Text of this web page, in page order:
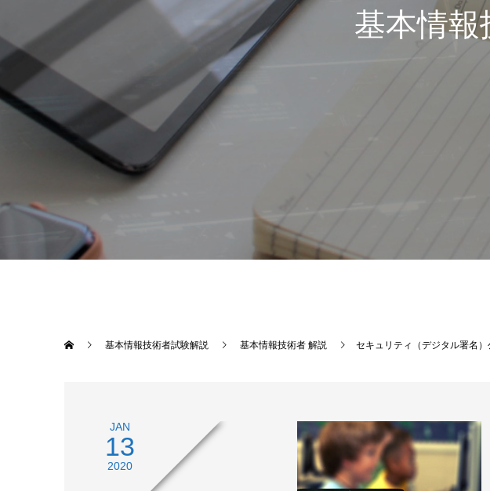
基本情報
基本情報技術者試験解説 基本情報技術者 解説 セキュリティ（デジタル署名
JAN
13
2020